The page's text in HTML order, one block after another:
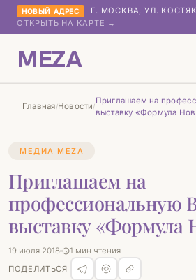
НОВЫЙ АДРЕС Г. МОСКВА, УЛ.
ОТКРЫТЬ НА КАРТЕ →
MEZA
Главная/Новости/
Приглашаем на
выставку «Формула
МЕДИА MEZA
Приглашаем на
профессиональную
выставку «Формула
19 июля 2018
1 мин чтения
ПОДЕЛИТЬСЯ